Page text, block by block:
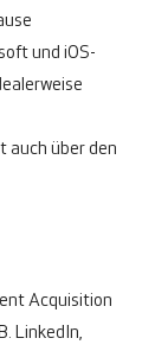
und iOS-
auch über den
Acquisition
LinkedIn,